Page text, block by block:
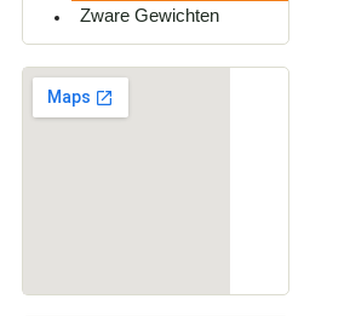
Zware Gewichten